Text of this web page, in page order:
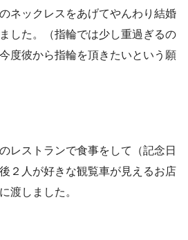
ネックレスをあげてやんわり結婚
した。（指輪では少し重過ぎるの
度彼から指輪を頂きたいという願
レストランで食事をして（記念日
２人が好きな観覧車が見えるお店
渡しました。